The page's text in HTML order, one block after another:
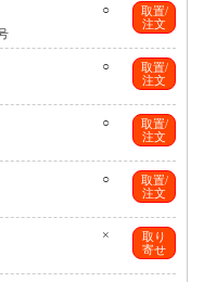
取置/
注文
○
取置/
注文
○
取置/
注文
○
取置/
注文
○
取り
寄せ
×